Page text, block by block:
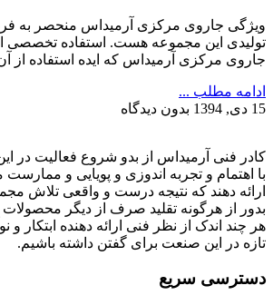
ویژگی جاروی مرکزی آرمیداس منحصر به
تولیدی این مجموعه هست. استفاده تخصصی
جاروی مرکزی آرمیداس که ایده استفاده از
ادامه مطلب ...
15 دی, 1394
بدون دیدگاه
کادر فنی آرمیداس از بدو شروع فعالیت
با اهتمام و تجربه اندوزی و پویایی و
ارائه دهند که نتیجه درست و واقعی تلاش
بدور از هرگونه تقلید صرف از دیگر محصولات
هر چند اندک از نظر فنی ارائه دهنده ابتکار و
تازه در این صنعت برای گفتن داشته باشیم.
دسترسی سریع